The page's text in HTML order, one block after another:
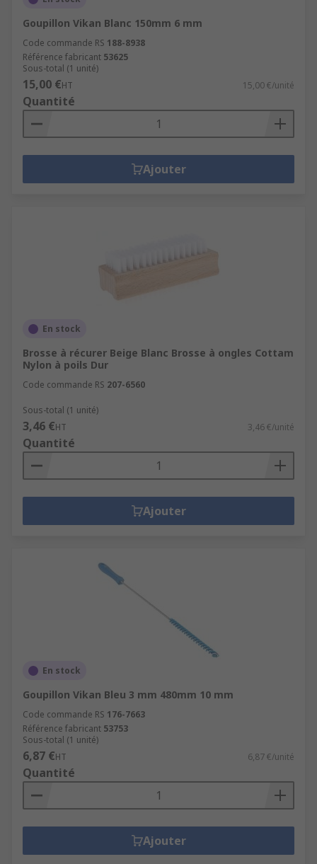
Goupillon Vikan Blanc 150mm 6 mm
Code commande RS 188-8938
Référence fabricant 53625
Sous-total (1 unité)
15,00 €HT 15,00 €/unité
Quantité
Ajouter
En stock
Brosse à récurer Beige Blanc Brosse à ongles Cottam
Nylon à poils Dur
Code commande RS 207-6560
Sous-total (1 unité)
3,46 €HT 3,46 €/unité
Quantité
Ajouter
En stock
Goupillon Vikan Bleu 3 mm 480mm 10 mm
Code commande RS 176-7663
Référence fabricant 53753
Sous-total (1 unité)
6,87 €HT 6,87 €/unité
Quantité
Ajouter